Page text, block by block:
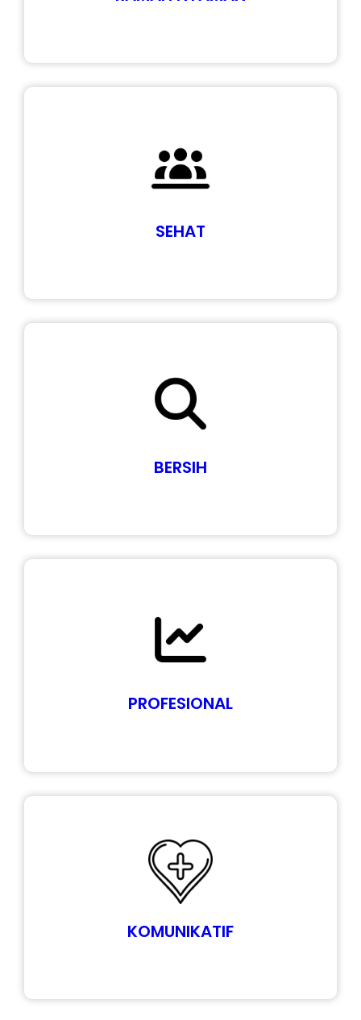
SEHAT
BERSIH
PROFESIONAL
KOMUNIKATIF